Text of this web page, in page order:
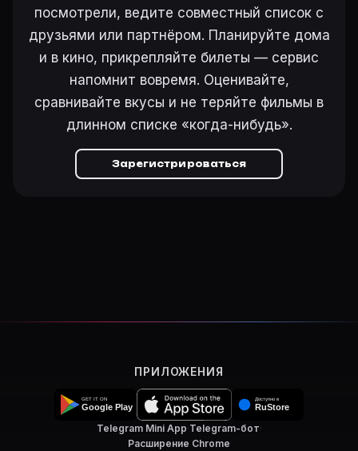
посмотрели, ведите совместный список с
друзьями или партнёром. Планируйте дома
и в кино, прикрепляйте билеты — сервис
напомнит вовремя. Оценивайте,
сравнивайте вкусы и не теряйте фильмы в
длинном списке «когда-нибудь».
Зарегистрироваться
ПРИЛОЖЕНИЯ
Telegram Mini App·Telegram-бот·
Расширение Chrome